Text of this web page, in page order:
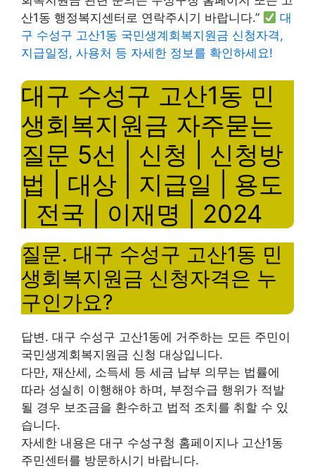
산1동 행정복지센터로 연락주시기 바랍니다.”
대
구 수성구 고산1동 국민생계회복지원금 신청자격,
지급일정, 사용처 등 자세한 정보를 확인하세요!
대구 수성구 고산1동 민
생회복지원금 자주묻는
질문 5선 | 신청 | 신청방
법 | 대상 | 지급일 | 용도
| 전국 | 이재명 | 2024
질문. 대구 수성구 고산1동 민
생회복지원금 신청자격은 누
구인가요?
답변. 대구 수성구 고산1동에 거주하는 모든 주민이
국민생계회복지원금 신청 대상입니다.
다만, 재산세, 소득세 등 세금 납부 의무는 법률에
따라 성실히 이행해야 하며, 부정수급 행위가 적발
될 경우 보조금을 환수하고 법적 조치를 취할 수 있
습니다.
자세한 내용은 대구 수성구청 홈페이지나 고산1동
주민센터를 방문하시기 바랍니다.